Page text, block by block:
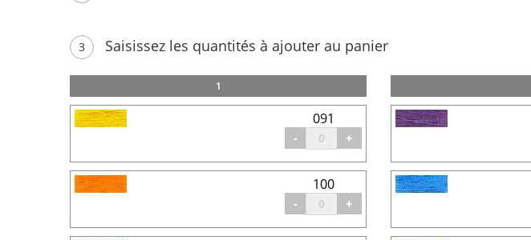
3 Saisissez les quantités à ajouter au panier
1
091
- +
100
- +